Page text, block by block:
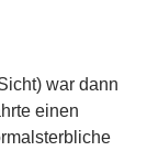
war dann
einen